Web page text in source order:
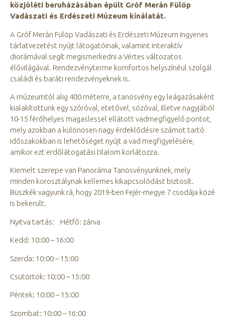
közjóléti beruházásában épült Gróf Merán Fülöp
Vadászati és Erdészeti Múzeum kínálatát.
A Gróf Merán Fülöp Vadászati és Erdészeti Múzeum ingyenes
tárlatvezetést nyújt látogatóinak, valamint interaktív
diorámával segít megismerkedni a Vértes változatos
élővilágával. Rendezvényterme komfortos helyszínéül szolgál
családi és baráti rendezvényeknek is.
A múzeumtól alig 400 méterre, a tanösvény egy leágazásaként
kialakítottunk egy szóróval, etetővel, sózóval, illetve nagyjából
10-15 férőhelyes magaslessel ellátott vadmegfigyelő pontot,
mely azokban a különösen nagy érdeklődésre számot tartó
időszakokban is lehetőséget nyújt a vad megfigyelésére,
amikor ezt erdőlátogatási tilalom korlátozza.
Kiemelt szerepe van Panoráma Tanösvényünknek, mely
minden korosztálynak kellemes kikapcsolódást biztosít.
Büszkék vagyunk rá, hogy 2019-ben Fejér-megye 7 csodája közé
is bekerült.
Nyitva tartás: Hétfő: zárva
Kedd: 10:00 – 16:00
Szerda: 10:00 – 15:00
Csütörtök: 10:00 – 15:00
Péntek: 10:00 – 15:00
Szombat: 10:00 – 16:00